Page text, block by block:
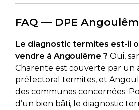
FAQ — DPE
Le diagnostic termites est-il
vendre à Angoulême ? Oui,
Charente est couverte par un
préfectoral termites, et
des communes concernées.
d’un bien bâti, le diagnostic